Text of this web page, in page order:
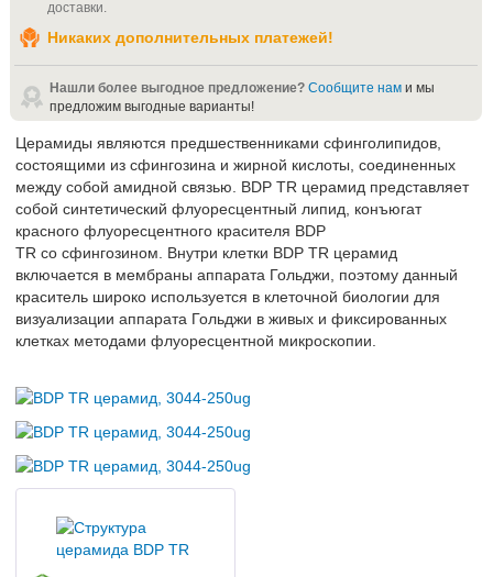
доставки.
Никаких дополнительных платежей!
Нашли более выгодное предложение? Сообщите нам и мы
предложим выгодные варианты!
Церамиды являются предшественниками сфинголипидов,
состоящими из сфингозина и жирной кислоты, соединенных
между собой амидной связью. BDP TR церамид представляет
собой синтетический флуоресцентный липид, конъюгат
красного флуоресцентного красителя BDP
TR со сфингозином. Внутри клетки BDP TR церамид
включается в мембраны аппарата Гольджи, поэтому данный
краситель широко используется в клеточной биологии для
визуализации аппарата Гольджи в живых и фиксированных
клетках методами флуоресцентной микроскопии.